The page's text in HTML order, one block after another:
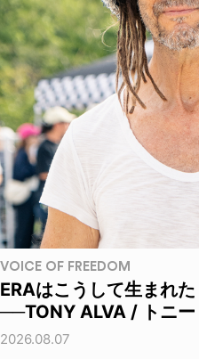
VOICE OF FREEDOM
ERAはこうして生まれた
──TONY ALVA / トニー
2026.08.07